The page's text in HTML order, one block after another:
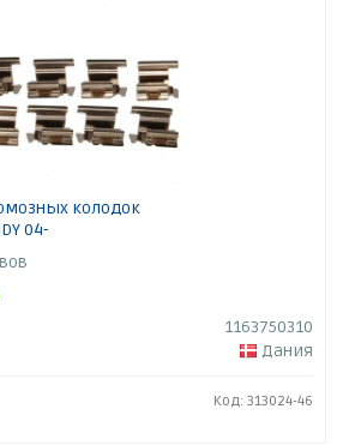
колодок
04-
1163750310
Дания
Код: 313024-46